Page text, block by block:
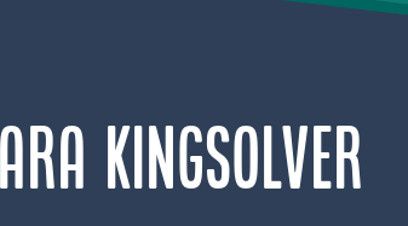
Kingsolver